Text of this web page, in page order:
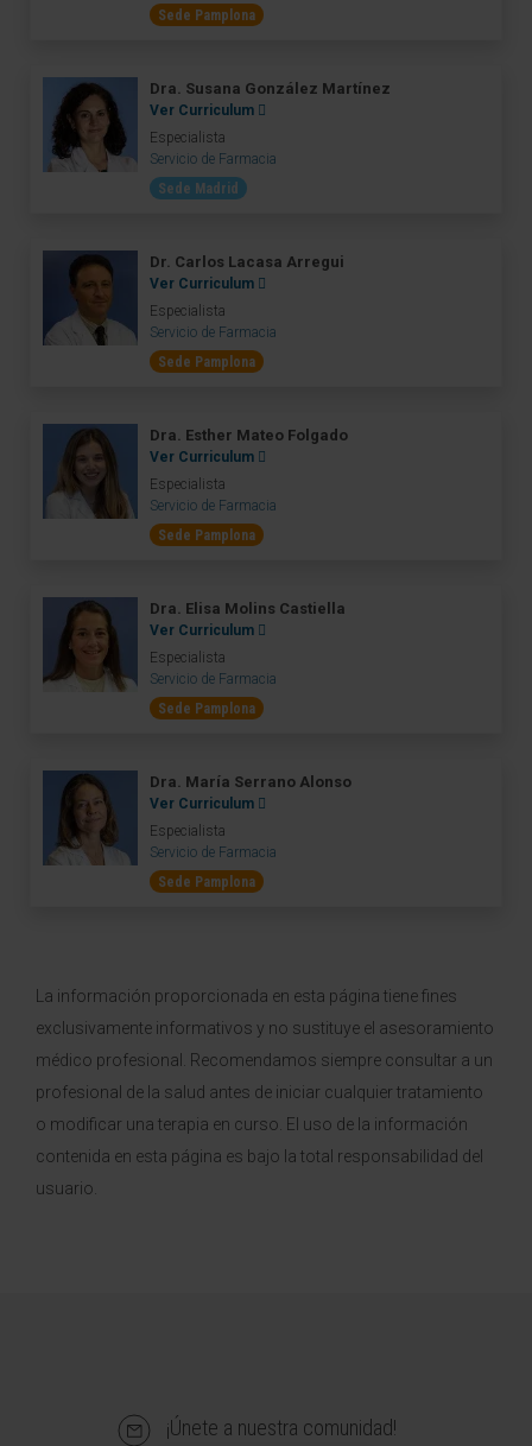
Sede Pamplona
Dra. Susana González Martínez
Ver Curriculum
Especialista
Servicio de Farmacia
Sede Madrid
Dr. Carlos Lacasa Arregui
Ver Curriculum
Especialista
Servicio de Farmacia
Sede Pamplona
Dra. Esther Mateo Folgado
Ver Curriculum
Especialista
Servicio de Farmacia
Sede Pamplona
Dra. Elisa Molins Castiella
Ver Curriculum
Especialista
Servicio de Farmacia
Sede Pamplona
Dra. María Serrano Alonso
Ver Curriculum
Especialista
Servicio de Farmacia
Sede Pamplona
La información proporcionada en esta página tiene fines
exclusivamente informativos y no sustituye el asesoramiento
médico profesional. Recomendamos siempre consultar a un
profesional de la salud antes de iniciar cualquier tratamiento
o modificar una terapia en curso. El uso de la información
contenida en esta página es bajo la total responsabilidad del
usuario.
¡Únete a nuestra comunidad!